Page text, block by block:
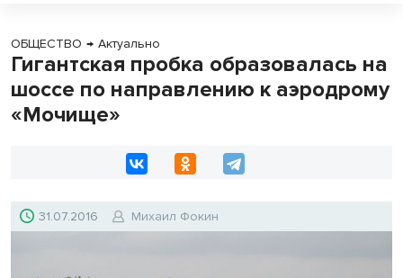
ОБЩЕСТВО → Актуально
Гигантская пробка образовалась на
шоссе по направлению к аэродрому
«Мочище»
31.07.2016 Михаил Фокин